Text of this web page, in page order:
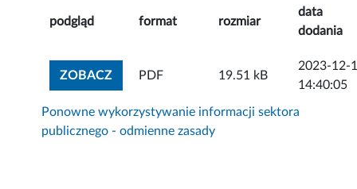
podgląd format rozmiar
data
dodania
ZOBACZZOBACZ ZAŁĄCZNIK
PDF 19.51 kB
2023-12-
14:40:05
Ponowne wykorzystywanie informacji sektora
publicznego - odmienne zasady